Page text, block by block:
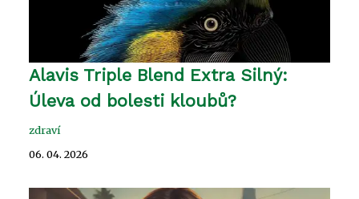
Alavis Triple Blend Extra Silný:
Úleva od bolesti kloubů?
zdraví
06. 04. 2026